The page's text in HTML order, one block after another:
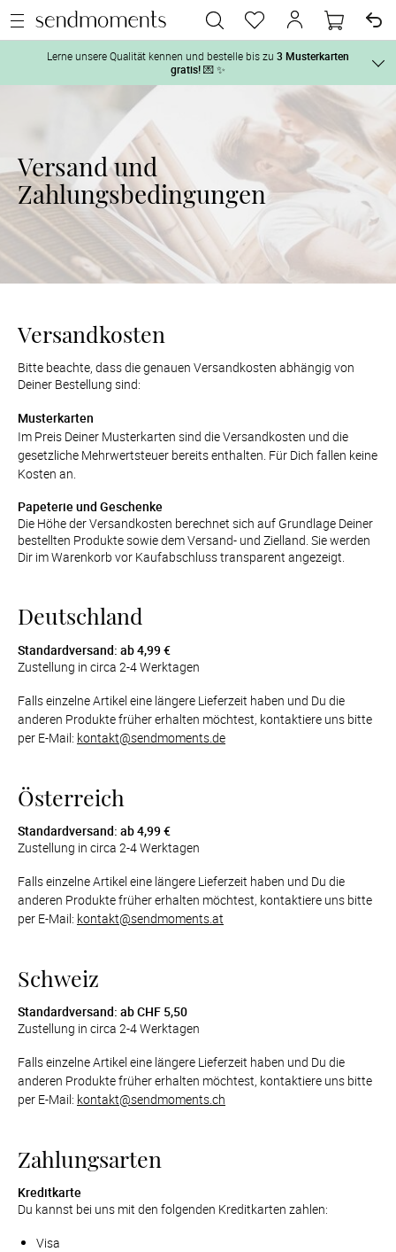
Vor der
Tag der
Lerne unsere Qualität kennen und bestelle bis zu 3 Musterkarten
gratis!💌 ✨
1. Wähle bis zu 3 Kartendesigns
aus und gestalte sie nach Deinen
2. Aktiviere „kostenlose Musterkarte“ auf der jeweiligen
Produktseite und lasse Dir die Karten kostenlos per Post zusenden.
Versand und
Zahlungsbedingungen
Versandkosten
Bitte beachte, dass die genauen Versandkosten abhängig von
Deiner Bestellung sind:
Musterkarten
Im Preis Deiner Musterkarten sind die Versandkosten und die
gesetzliche Mehrwertsteuer bereits enthalten. Für Dich fallen keine
Kosten an.
Papeterie und Geschenke
Die Höhe der Versandkosten berechnet sich auf Grundlage Deiner
bestellten Produkte sowie dem Versand- und Zielland. Sie werden
Dir im Warenkorb vor Kaufabschluss transparent angezeigt.
Deutschland
Standardversand: ab 4,99 €
Zustellung in circa 2-4 Werktagen
Falls einzelne Artikel eine längere Lieferzeit haben und Du die
anderen Produkte früher erhalten möchtest, kontaktiere uns bitte
per E-Mail: kontakt@sendmoments.de
Österreich
Standardversand: ab 4,99 €
Zustellung in circa 2-4 Werktagen
Falls einzelne Artikel eine längere Lieferzeit haben und Du die
anderen Produkte früher erhalten möchtest, kontaktiere uns bitte
per E-Mail: kontakt@sendmoments.at
Schweiz
Standardversand: ab CHF 5,50
Zustellung in circa 2-4 Werktagen
Falls einzelne Artikel eine längere Lieferzeit haben und Du die
anderen Produkte früher erhalten möchtest, kontaktiere uns bitte
per E-Mail: kontakt@sendmoments.ch
Zahlungsarten
Kreditkarte
Du kannst bei uns mit den folgenden Kreditkarten zahlen:
Visa